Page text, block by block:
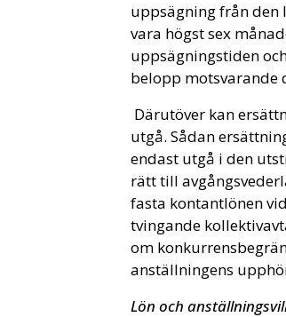
uppsägning från den
vara högst sex
uppsägningstiden
belopp motsvarande
Därutöver kan
utgå. Sådan
endast utgå i den
rätt till
fasta kontantlönen
tvingande
om
anställningens
Lön och